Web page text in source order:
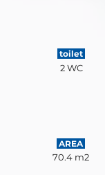
toilet
2 WC
AREA
70.4 m2